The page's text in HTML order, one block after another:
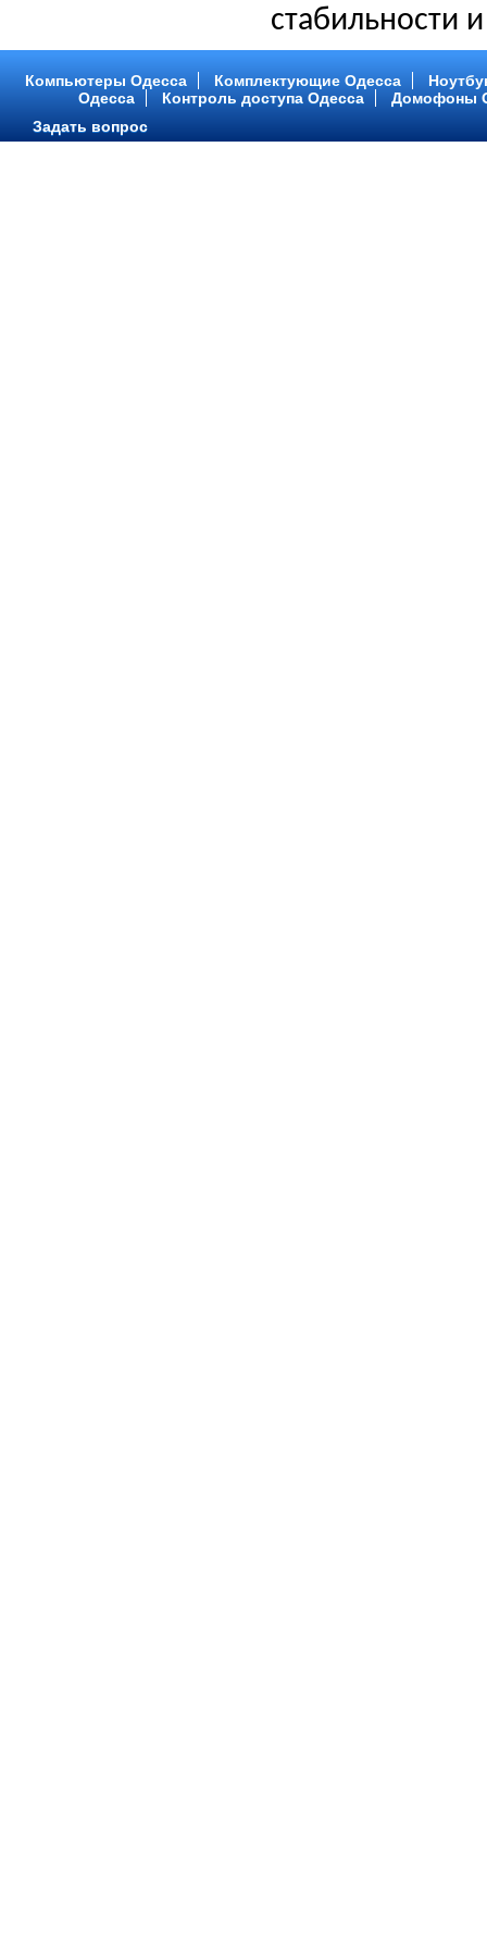
стабильности
Компьютеры Одесса Комплектующие Одесса
Одесса
Контроль доступа Одесса
Домофоны
Задать вопрос